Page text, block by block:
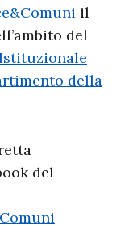
il
del
della
del